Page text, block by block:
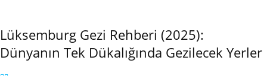
Lüksemburg Gezi Rehberi (2025):
Dünyanın Tek Dükalığında Gezilecek Yerler